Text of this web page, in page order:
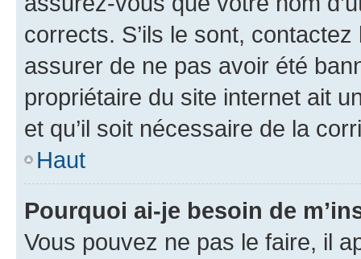
corrects. S’ils le sont,
assurer de ne pas avoir été
propriétaire du site internet ait
et qu’il soit nécessaire de la
Haut
Pourquoi ai-je besoin de
Vous pouvez ne pas le faire, il